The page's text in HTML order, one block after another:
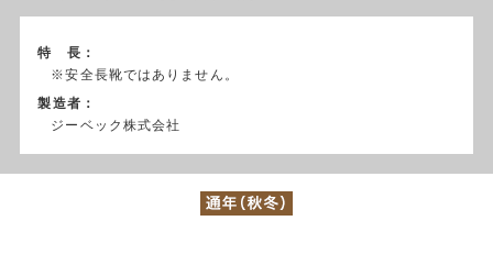
特 長：
※安全長靴ではありません。
製造者：
ジーベック株式会社